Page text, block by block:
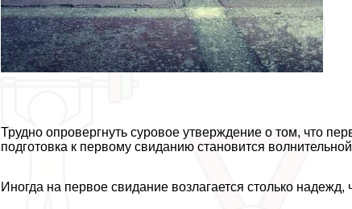
Трудно опровергнуть суровое утверждение о том, что
подготовка к первому свиданию становится
Иногда на первое свидание возлагается столько